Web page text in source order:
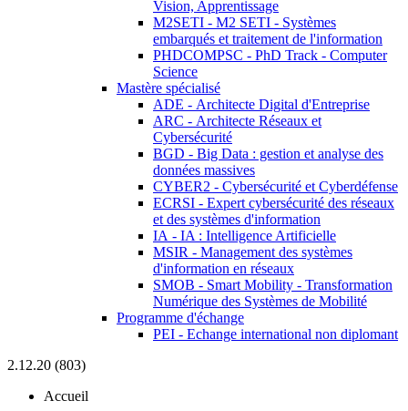
Vision, Apprentissage
M2SETI - M2 SETI - Systèmes
embarqués et traitement de l'information
PHDCOMPSC - PhD Track - Computer
Science
Mastère spécialisé
ADE - Architecte Digital d'Entreprise
ARC - Architecte Réseaux et
Cybersécurité
BGD - Big Data : gestion et analyse des
données massives
CYBER2 - Cybersécurité et Cyberdéfense
ECRSI - Expert cybersécurité des réseaux
et des systèmes d'information
IA - IA : Intelligence Artificielle
MSIR - Management des systèmes
d'information en réseaux
SMOB - Smart Mobility - Transformation
Numérique des Systèmes de Mobilité
Programme d'échange
PEI - Echange international non diplomant
2.12.20 (803)
Accueil